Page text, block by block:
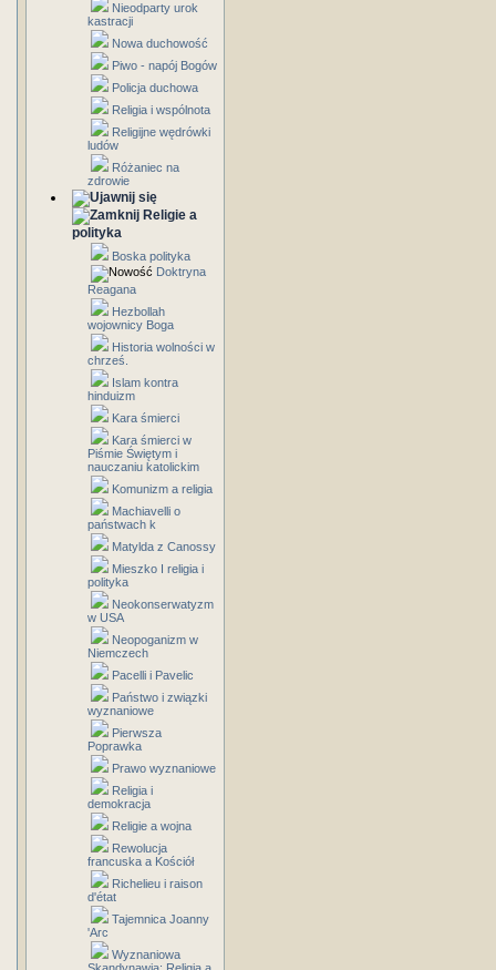
Nieodparty urok
kastracji
Nowa duchowość
Piwo - napój Bogów
Policja duchowa
Religia i wspólnota
Religijne wędrówki
ludów
Różaniec na
zdrowie
Religie a
polityka
Boska polityka
Doktryna
Reagana
Hezbollah
wojownicy Boga
Historia wolności w
chrześ.
Islam kontra
hinduizm
Kara śmierci
Kara śmierci w
Piśmie Świętym i
nauczaniu katolickim
Komunizm a religia
Machiavelli o
państwach k
Matylda z Canossy
Mieszko I religia i
polityka
Neokonserwatyzm
w USA
Neopoganizm w
Niemczech
Pacelli i Pavelic
Państwo i związki
wyznaniowe
Pierwsza
Poprawka
Prawo wyznaniowe
Religia i
demokracja
Religie a wojna
Rewolucja
francuska a Kościół
Richelieu i raison
d'état
Tajemnica Joanny
'Arc
Wyznaniowa